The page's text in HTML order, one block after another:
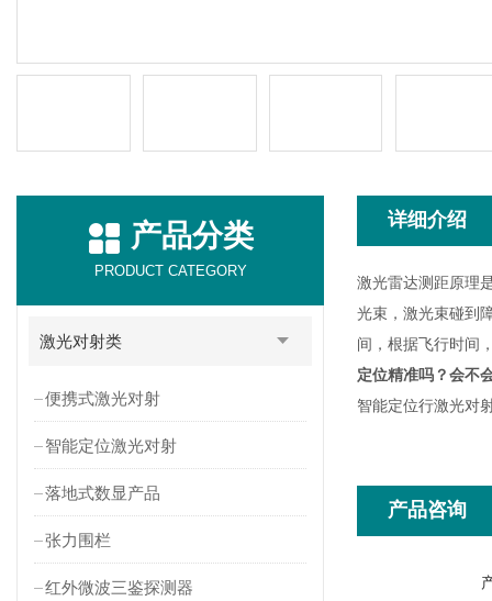
产品分类
PRODUCT CATEGORY
激光对射类
便携式激光对射
智能定位激光对射
落地式数显产品
张力围栏
红外微波三鉴探测器
详细介绍
激光雷达测距原理
光束，激光束碰到
间，根据飞行时间
定位精准吗？会不
智能定位行激光对
产品咨询